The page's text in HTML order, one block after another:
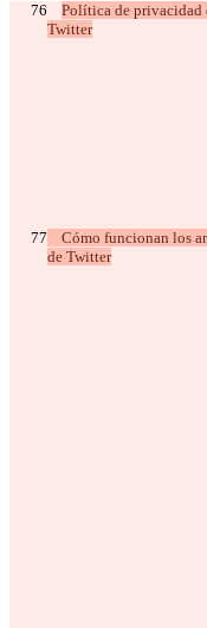
Política de privacidad